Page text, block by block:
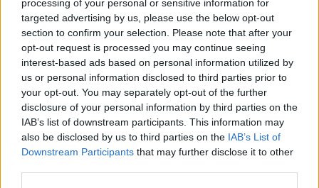
processing of your personal or sensitive information for
targeted advertising by us, please use the below opt-out
section to confirm your selection. Please note that after your
opt-out request is processed you may continue seeing
interest-based ads based on personal information utilized by
us or personal information disclosed to third parties prior to
your opt-out. You may separately opt-out of the further
disclosure of your personal information by third parties on the
IAB’s list of downstream participants. This information may
also be disclosed by us to third parties on the IAB’s List of
Downstream Participants that may further disclose it to other
καπνικά προίόντα
FacebookTwitter PinterestLinkedInTumblr Telegram